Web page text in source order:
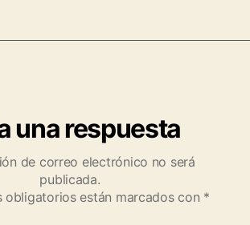
una respuesta
de correo electrónico no será
publicada.
obligatorios están marcados con *